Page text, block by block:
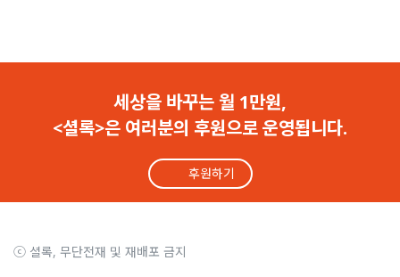
세상을 바꾸는 월 1만원,
<셜록>은 여러분의 후원으로 운영됩니다.
후원하기
ⓒ 셜록, 무단전재 및 재배포 금지